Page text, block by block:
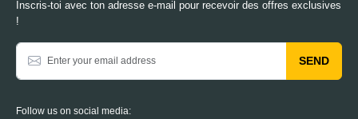
Inscris-toi avec ton adresse e-mail pour recevoir des offres exclusives
!
SEND
Follow us on social media: